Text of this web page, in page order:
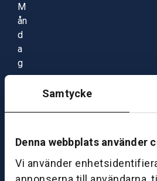
Samtycke
Denna webbplats använder
Vi använder
M
ån
d
a
g
–
g:
0
8: